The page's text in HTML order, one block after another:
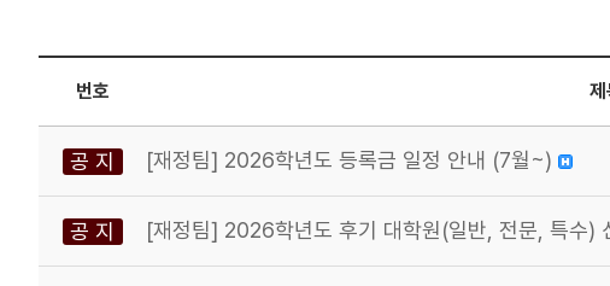
번호 제
공 지 [재정팀] 2026학년도 등록금 일정 안내 (7월~)
공 지 [재정팀] 2026학년도 후기 대학원(일반, 전문, 특수)